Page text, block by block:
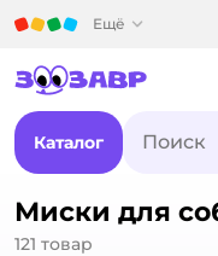
Ещё
Каталог
Миски для
121 товар